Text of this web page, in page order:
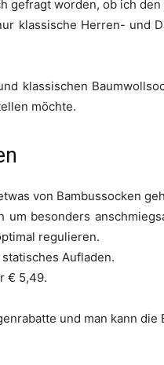
gefragt worden, ob ich
klassische Herren- und
klassischen
möchte.
von Bambussocken
um besonders
regulieren.
Aufladen.
€ 5,49.
und man kann